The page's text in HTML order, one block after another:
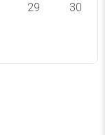
29 30